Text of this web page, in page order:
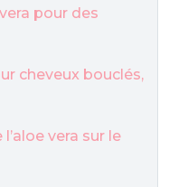
pour des
cheveux bouclés,
vera sur le